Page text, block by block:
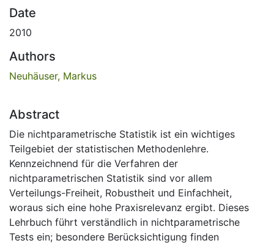
Date
2010
Authors
Neuhäuser, Markus
Abstract
Die nichtparametrische Statistik ist ein wichtiges
Teilgebiet der statistischen Methodenlehre.
Kennzeichnend für die Verfahren der
nichtparametrischen Statistik sind vor allem
Verteilungs-Freiheit, Robustheit und Einfachheit,
woraus sich eine hohe Praxisrelevanz ergibt. Dieses
Lehrbuch führt verständlich in nichtparametrische
Tests ein; besondere Berücksichtigung finden